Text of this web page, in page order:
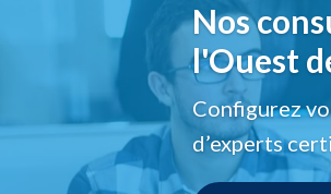
Nos
l'Ouest
Configurez
d’experts